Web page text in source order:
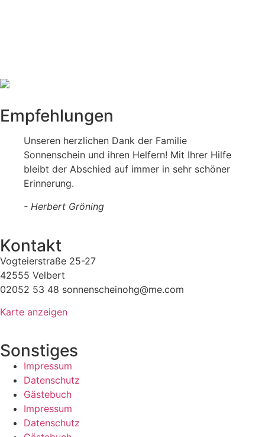
Empfehlungen
Unseren herzlichen Dank der Familie
Sonnenschein und ihren Helfern! Mit Ihrer Hilfe
bleibt der Abschied auf immer in sehr schöner
Erinnerung.
- Herbert Gröning
Kontakt
Vogteierstraße 25-27
42555 Velbert
02052 53 48 sonnenscheinohg@me.com
Karte anzeigen
Sonstiges
Impressum
Datenschutz
Gästebuch
Impressum
Datenschutz